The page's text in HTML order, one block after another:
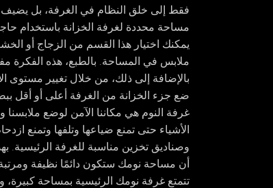
فقط إلى خلق النظام في الغرفة، بل
مساحة محددة لغرفة الخزانة باستخدام
يمكنك اختيار هذا القسم من الزجاج أو
ملابس في المساحة. بالطبع، هذه الفكرة
بالإضافة إلى ذلك، من خلال تغيير مستوى
ضع جزء الخزانة من الغرفة أعلى أو
غرفة النوم هي مكاننا الآمن لوضع
الأشياء حتى تمنع ضياعها وتلفها وتمنع
وصناديق تخزين مناسبة للغرفة الرئيسية.
أن مساحة نومك ستكون دائمًا نظيفة
تتمتع غرفة نومك الرئيسية بمساحة كبيرة،